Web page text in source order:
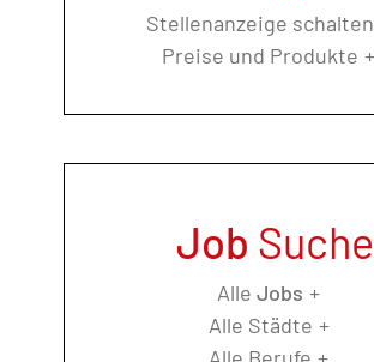
Stellenanzeige schalten
Preise und Produkte
Job Suche
Alle Jobs
Alle Städte